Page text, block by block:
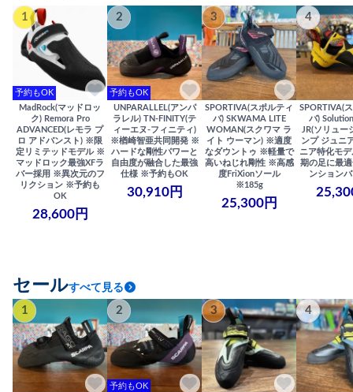
1
予約もOK
MadRock(マッドロッ
ク) Remora Pro
ADVANCED(レモラ プ
ロ アドバンスト) ※限
定リミテッドモデル ※
マッドロック最強XFラ
バー採用 ※異次元のフ
リクション ※予約も
OK
28,600円
2
予約もOK
UNPARALLEL(アンパ
ラレル) TN-FINITY(テ
ィーエヌ-フィニティ)
※楢崎智亜共同開発 ※
ハードな剛性パワーと
自由度が融合した最強
仕様 ※予約もOK
30,910円
3
SPORTIVA(スポルティ
バ) SKWAMA LITE
WOMAN(スクワマ ラ
イト ウーマン) ※適度
なダウントゥ ※軽量で
高いねじれ剛性 ※高感
度FriXionソール
※185g
25,300円
4
SPORTIVA(
バ)
JR(ソリュー
ンプ ジュニ
ニア特化モ
期の足に最
ンション
セールすべて見る
1 2
予約もOK
3 4